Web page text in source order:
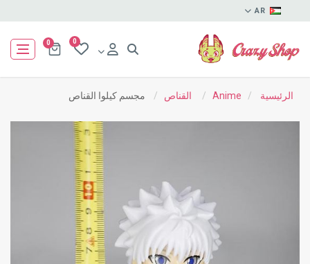
AR
0
0
الرئيسية /
Anime
/ القناص / مجسم كيلوا القناص